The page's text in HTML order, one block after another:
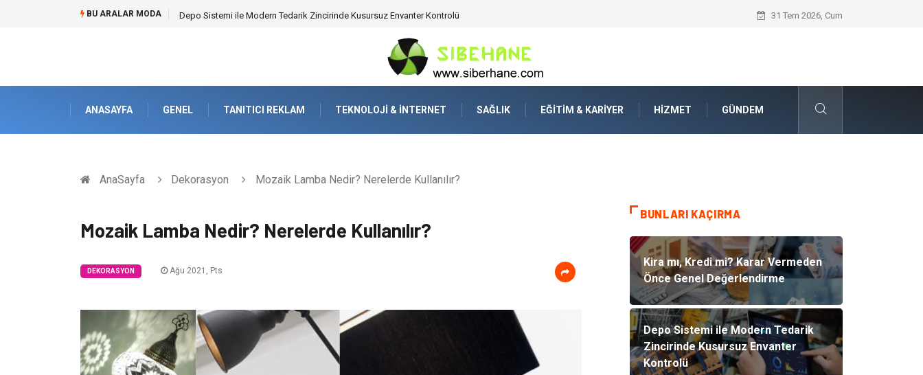
BU ARALAR MODA Akrilik Boyama Seti ile Evinizde Dijitalden Uzak Bir Deşarj Alanı Tasarlayın Güvenilir Chip Satışı: Dijital Masa
31 Tem 2026, Cum
ANASAYFA GENEL TANITICI REKLAM TEKNOLOJI & İNTERNET SAĞLIK EĞITIM & KARIYER HIZMET GÜNDEM
AnaSayfa Dekorasyon Mozaik Lamba Nedir? Nerelerde Kullanılır?
Mozaik Lamba Nedir? Nerelerde Kullanılır?
DEKORASYON Ağu 2021, Pts
BUNLARI KAÇIRMA
Kira mı, Kredi mi? Karar Vermeden
Önce Genel Değerlendirme
Depo Sistemi ile Modern Tedarik
Zincirinde Kusursuz Envanter
Kontrolü